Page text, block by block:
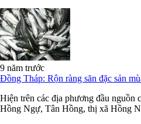
9 năm trước
Đồng Tháp: Rộn ràng săn đặc sản
Hiện trên các địa phương đầu nguồn
Hồng Ngự, Tân Hồng, thị xã Hồng